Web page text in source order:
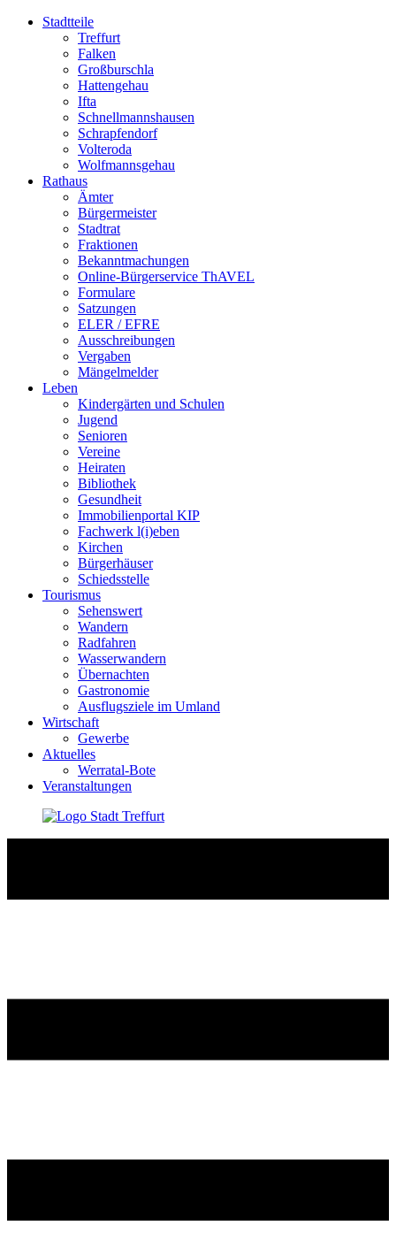
Stadtteile
Treffurt
Falken
Großburschla
Hattengehau
Ifta
Schnellmannshausen
Schrapfendorf
Volteroda
Wolfmannsgehau
Rathaus
Ämter
Bürgermeister
Stadtrat
Fraktionen
Bekanntmachungen
Online-Bürgerservice ThAVEL
Formulare
Satzungen
ELER / EFRE
Ausschreibungen
Vergaben
Mängelmelder
Leben
Kindergärten und Schulen
Jugend
Senioren
Vereine
Heiraten
Bibliothek
Gesundheit
Immobilienportal KIP
Fachwerk l(i)eben
Kirchen
Bürgerhäuser
Schiedsstelle
Tourismus
Sehenswert
Wandern
Radfahren
Wasserwandern
Übernachten
Gastronomie
Ausflugsziele im Umland
Wirtschaft
Gewerbe
Aktuelles
Werratal-Bote
Veranstaltungen